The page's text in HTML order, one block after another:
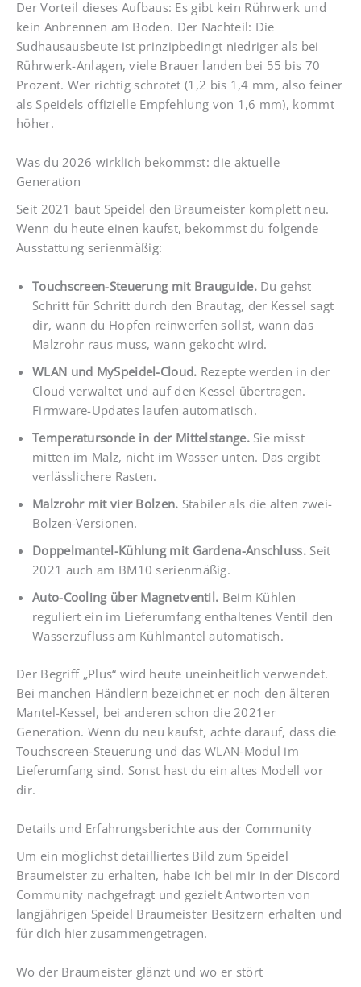
Der Vorteil dieses Aufbaus: Es gibt kein Rührwerk und
kein Anbrennen am Boden. Der Nachteil: Die
Sudhausausbeute ist prinzipbedingt niedriger als bei
Rührwerk-Anlagen, viele Brauer landen bei 55 bis 70
Prozent. Wer richtig schrotet (1,2 bis 1,4 mm, also feiner
als Speidels offizielle Empfehlung von 1,6 mm), kommt
höher.
Was du 2026 wirklich bekommst: die aktuelle
Generation
Seit 2021 baut Speidel den Braumeister komplett neu.
Wenn du heute einen kaufst, bekommst du folgende
Ausstattung serienmäßig:
Touchscreen-Steuerung mit Brauguide.Du gehst
Schritt für Schritt durch den Brautag, der Kessel sagt
dir, wann du Hopfen reinwerfen sollst, wann das
Malzrohr raus muss, wann gekocht wird.
WLAN und MySpeidel-Cloud. Rezepte werden in der
Cloud verwaltet und auf den Kessel übertragen.
Firmware-Updates laufen automatisch.
Temperatursonde in der Mittelstange.Sie misst
mitten im Malz, nicht im Wasser unten. Das ergibt
verlässlichere Rasten.
Malzrohr mit vier Bolzen. Stabiler als die alten zwei-
Bolzen-Versionen.
Doppelmantel-Kühlung mit Gardena-Anschluss.Seit
2021 auch am BM10 serienmäßig.
Auto-Cooling über Magnetventil. Beim Kühlen
reguliert ein im Lieferumfang enthaltenes Ventil den
Wasserzufluss am Kühlmantel automatisch.
Der Begriff „Plus“ wird heute uneinheitlich verwendet.
Bei manchen Händlern bezeichnet er noch den älteren
Mantel-Kessel, bei anderen schon die 2021er
Generation. Wenn du neu kaufst, achte darauf, dass die
Touchscreen-Steuerung und das WLAN-Modul im
Lieferumfang sind. Sonst hast du ein altes Modell vor
dir.
Details und Erfahrungsberichte aus der Community
Um ein möglichst detailliertes Bild zum Speidel
Braumeister zu erhalten, habe ich bei mir in der Discord
Community nachgefragt und gezielt Antworten von
langjährigen Speidel Braumeister Besitzern erhalten und
für dich hier zusammengetragen.
Wo der Braumeister glänzt und wo er stört